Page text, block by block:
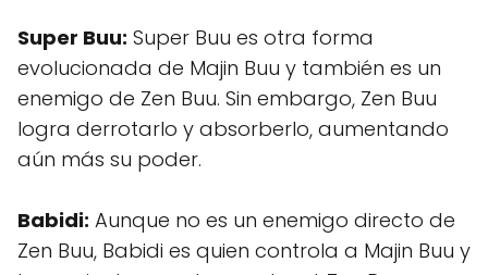
Super Buu: Super Buu es otra forma
evolucionada de Majin Buu y también es un
enemigo de Zen Buu. Sin embargo, Zen Buu
logra derrotarlo y absorberlo, aumentando
aún más su poder.
Babidi: Aunque no es un enemigo directo de
Zen Buu, Babidi es quien controla a Majin Buu y